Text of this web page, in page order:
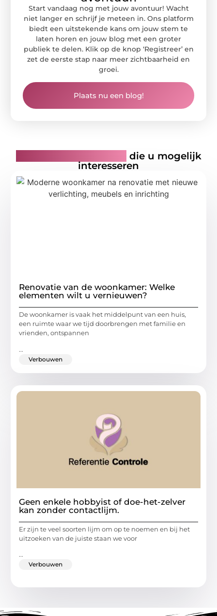
Start vandaag nog met jouw avontuur! Wacht
niet langer en schrijf je meteen in. Ons platform
biedt een uitstekende kans om jouw stem te
laten horen en jouw blog met een groter
publiek te delen. Klik op de knop ‘Registreer’ en
zet de eerste stap naar meer zichtbaarheid en
groei.
Plaats nu een blog!
die u mogelijk
interesseren
Renovatie van de woonkamer: Welke
elementen wilt u vernieuwen?
De woonkamer is vaak het middelpunt van een huis,
een ruimte waar we tijd doorbrengen met familie en
vrienden, ontspannen
...
Verbouwen
Geen enkele hobbyist of doe-het-zelver
kan zonder contactlijm.
Er zijn te veel soorten lijm om op te noemen en bij het
uitzoeken van de juiste staan we voor
...
Verbouwen